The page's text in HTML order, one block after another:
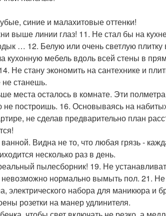
синие и малахитовые оттенки!
выше линии глаз! 11. Не стал бы на
… 12. Белую или очень светлую плитку
мебель вдоль всей стены в
Не стану экономить на сантехнике и
не станешь.
места осталось в комнате. Эти
не построишь. 16. Основываясь на
не сделав предварительно план
Видна не то, что любая грязь -
несколько раз в день.
пылесборник! 19. Не
нормально вымыть пол. 21.
электрического набора для маникюра и
розетки на манер удлинителя.